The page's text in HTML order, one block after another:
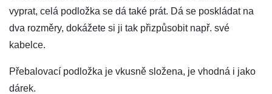
vyprat, celá podložka se dá také prát. Dá se poskládat na
dva rozměry, dokážete si ji tak přizpůsobit např. své
kabelce.
Přebalovací podložka je vkusně složena, je vhodná i jako
dárek.